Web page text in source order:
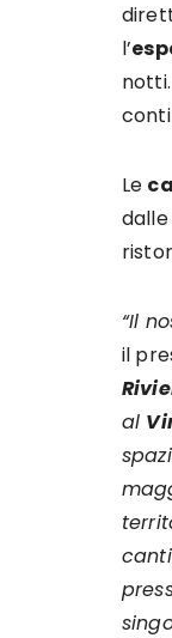
l’
Le
“Il
il
al